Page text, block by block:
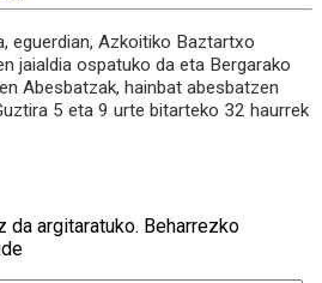
eguerdian, Azkoitiko Baztartxo
jaialdia ospatuko da eta Bergarako
Abesbatzak, hainbat abesbatzen
5 eta 9 urte bitarteko 32 haurrek
da argitaratuko. Beharrezko